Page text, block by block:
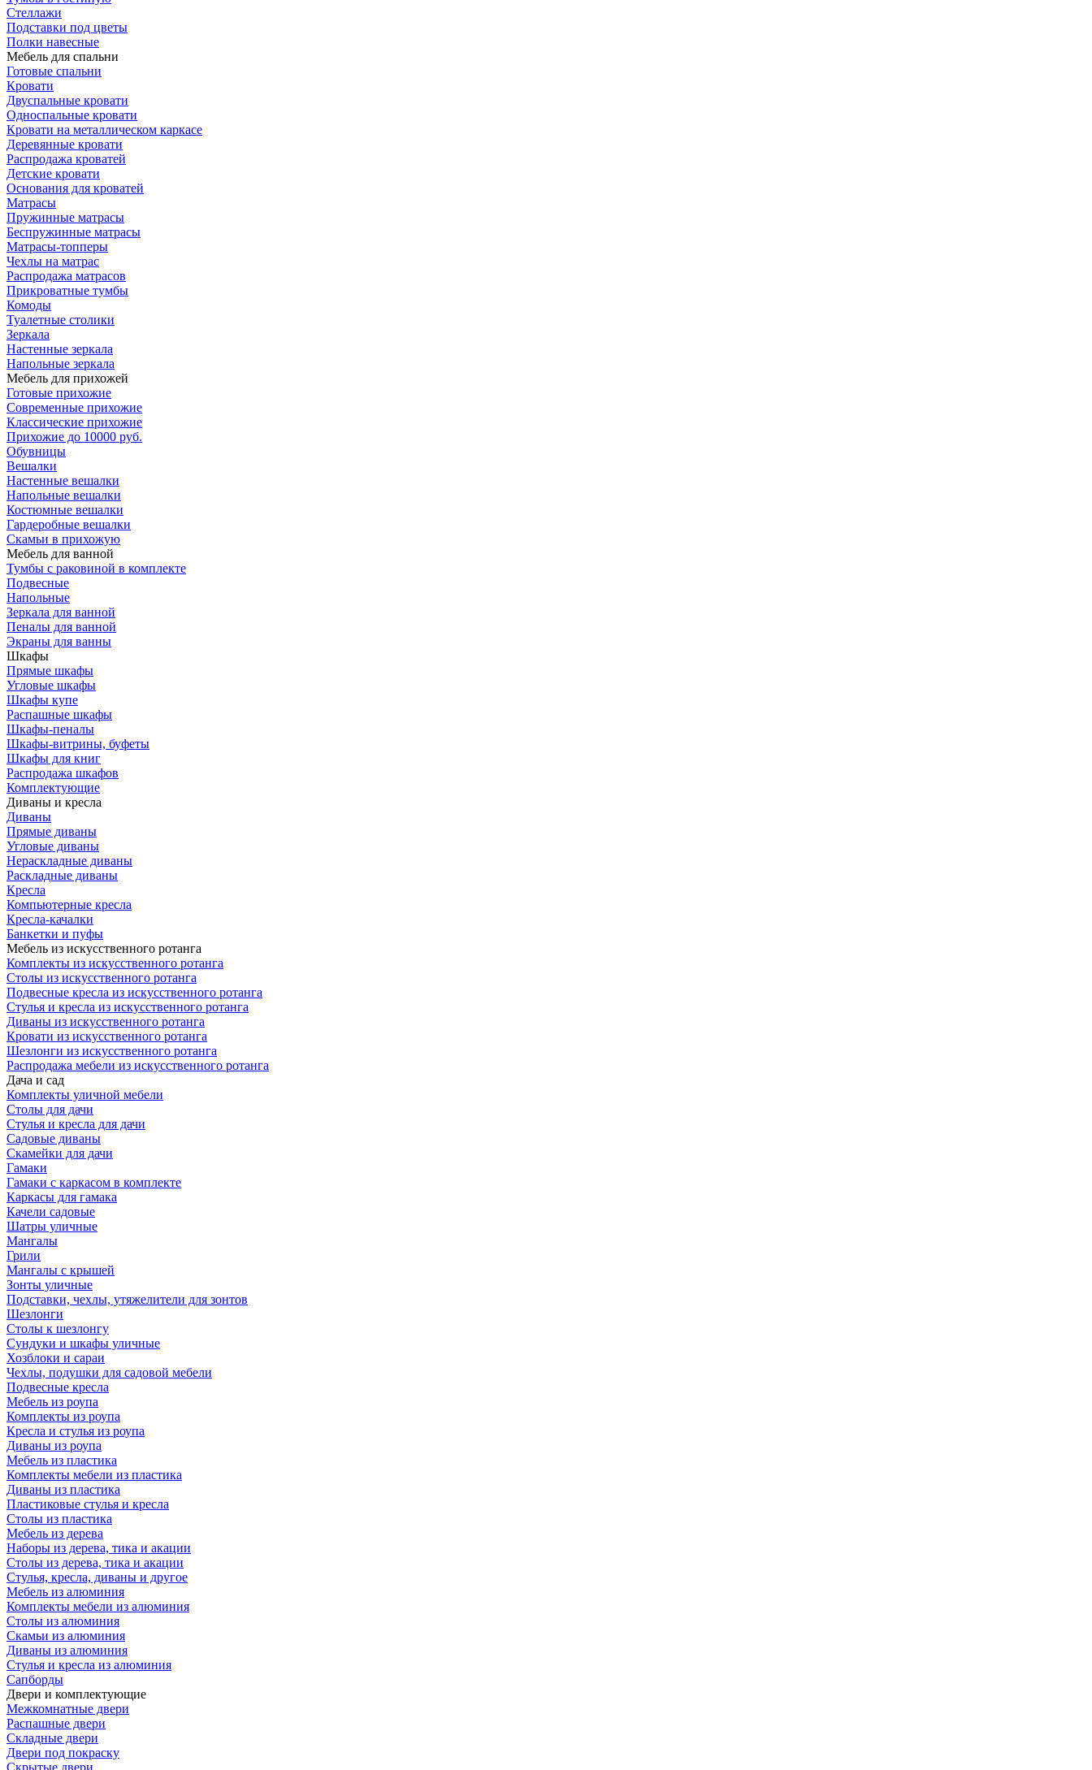
Стеллажи
Подставки под цветы
Полки навесные
Мебель для спальни
Готовые спальни
Кровати
Двуспальные кровати
Односпальные кровати
Кровати на металлическом каркасе
Деревянные кровати
Распродажа кроватей
Детские кровати
Основания для кроватей
Матрасы
Пружинные матрасы
Беспружинные матрасы
Матрасы-топперы
Чехлы на матрас
Распродажа матрасов
Прикроватные тумбы
Комоды
Туалетные столики
Зеркала
Настенные зеркала
Напольные зеркала
Мебель для прихожей
Готовые прихожие
Современные прихожие
Классические прихожие
Прихожие до 10000 руб.
Обувницы
Вешалки
Настенные вешалки
Напольные вешалки
Костюмные вешалки
Гардеробные вешалки
Скамьи в прихожую
Мебель для ванной
Тумбы c раковиной в комплекте
Подвесные
Напольные
Зеркала для ванной
Пеналы для ванной
Экраны для ванны
Шкафы
Прямые шкафы
Угловые шкафы
Шкафы купе
Распашные шкафы
Шкафы-пеналы
Шкафы-витрины, буфеты
Шкафы для книг
Распродажа шкафов
Комплектующие
Диваны и кресла
Диваны
Прямые диваны
Угловые диваны
Нераскладные диваны
Раскладные диваны
Кресла
Компьютерные кресла
Кресла-качалки
Банкетки и пуфы
Мебель из искусственного ротанга
Комплекты из искусственного ротанга
Столы из искусственного ротанга
Подвесные кресла из искусственного ротанга
Стулья и кресла из искусственного ротанга
Диваны из искусственного ротанга
Кровати из искусственного ротанга
Шезлонги из искусственного ротанга
Распродажа мебели из искусственного ротанга
Дача и сад
Комплекты уличной мебели
Столы для дачи
Стулья и кресла для дачи
Садовые диваны
Скамейки для дачи
Гамаки
Гамаки с каркасом в комплекте
Каркасы для гамака
Качели садовые
Шатры уличные
Мангалы
Грили
Мангалы с крышей
Зонты уличные
Подставки, чехлы, утяжелители для зонтов
Шезлонги
Столы к шезлонгу
Сундуки и шкафы уличные
Хозблоки и сараи
Чехлы, подушки для садовой мебели
Подвесные кресла
Мебель из роупа
Комплекты из роупа
Кресла и стулья из роупа
Диваны из роупа
Мебель из пластика
Комплекты мебели из пластика
Диваны из пластика
Пластиковые стулья и кресла
Столы из пластика
Мебель из дерева
Наборы из дерева, тика и акации
Столы из дерева, тика и акации
Стулья, кресла, диваны и другое
Мебель из алюминия
Комплекты мебели из алюминия
Столы из алюминия
Скамьи из алюминия
Диваны из алюминия
Стулья и кресла из алюминия
Сапборды
Двери и комплектующие
Межкомнатные двери
Распашные двери
Складные двери
Двери под покраску
Скрытые двери